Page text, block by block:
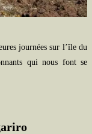
journées sur l’île du
qui nous font se